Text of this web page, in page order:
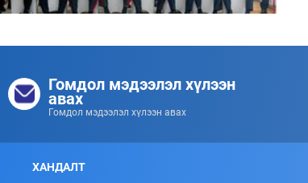
дээд цол хүртсэн удирдлагуудад
253 2026/07/08
Гомдол мэдээлэл хүлээн
авах
Гомдол мэдээлэл хүлээн авах
ХАНДАЛТ